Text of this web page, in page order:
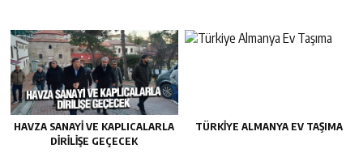
HAVZA SANAYI VE KAPLICALARLA
DIRILIŞE GEÇECEK
TÜRKIYE ALMANYA EV TAŞIMA